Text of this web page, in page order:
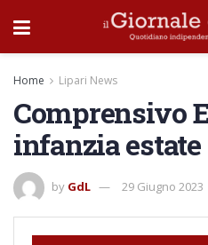
Home Lipari News
Comprensivo
infanzia estate
by GdL 29 Giugno 2023